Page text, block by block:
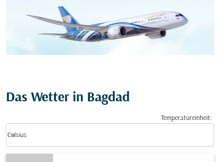
Das Wetter in Bagdad
Temperatureinheit:
Celsius
keyboard_arrow_down